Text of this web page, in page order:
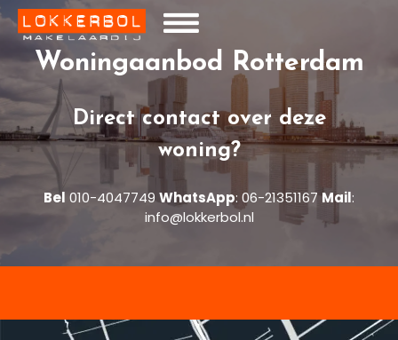
Woningaanbod Rotterdam
Direct contact over deze
woning?
Bel 010-4047749 WhatsApp: 06-21351167 Mail:
info@lokkerbol.nl